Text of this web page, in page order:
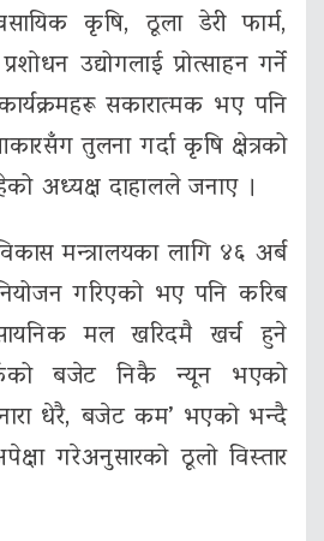
कृषि, ठूला डेरी फार्म,
उद्योगलाई प्रोत्साहन गर्ने
सकारात्मक भए पनि
तुलना गर्दा कृषि क्षेत्रको
अध्यक्ष दाहालले जनाए ।
मन्त्रालयका लागि ४६ अर्ब
गरिएको भए पनि करिब
मल खरिदमै खर्च हुने
बजेट निकै न्यून भएको
धेरै, बजेट कम’ भएको भन्दै
गरेअनुसारको ठूलो विस्तार